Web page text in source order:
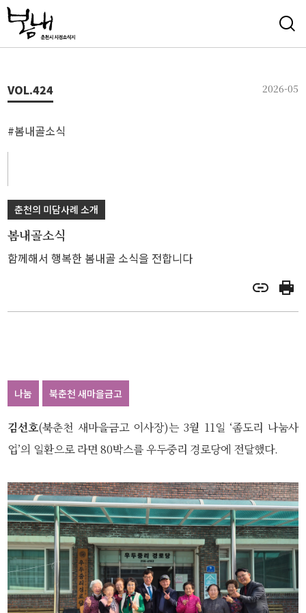
VOL.424 2026-05
#봄내골소식
춘천의 미담사례 소개
봄내골소식
함께해서 행복한 봄내골 소식을 전합니다
나눔 북춘천 새마을금고
김선호(북춘천 새마을금고 이사장)는 3월 11일 ‘좀도리 나눔사
업’의 일환으로 라면 80박스를 우두중리 경로당에 전달했다.